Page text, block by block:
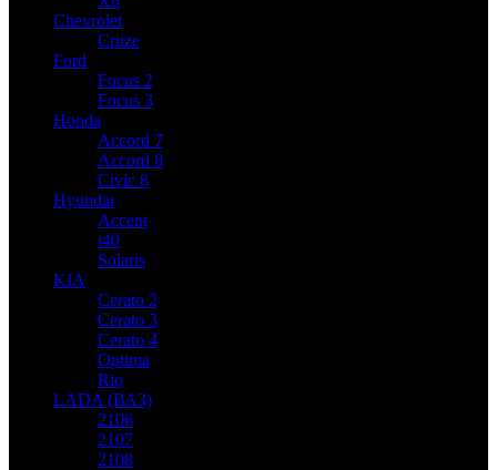
Chevrolet
Cruze
Ford
Focus 2
Focus 3
Honda
Accord 7
Accord 8
Civic 8
Hyundai
Accent
i40
Solaris
KIA
Cerato 2
Cerato 3
Cerato 4
Optima
Rio
LADA (ВАЗ)
2106
2107
2108